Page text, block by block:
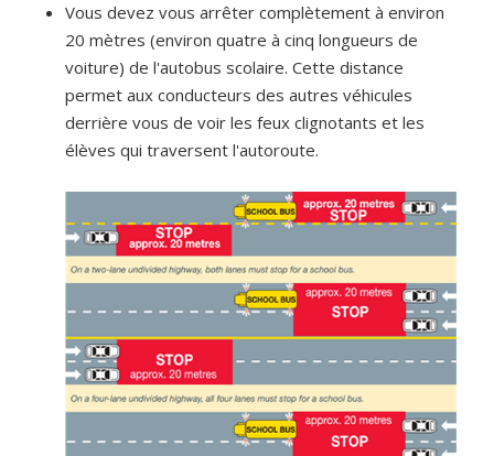
Vous devez vous arrêter complètement à environ
20 mètres (environ quatre à cinq longueurs de
voiture) de l'autobus scolaire. Cette distance
permet aux conducteurs des autres véhicules
derrière vous de voir les feux clignotants et les
élèves qui traversent l'autoroute.